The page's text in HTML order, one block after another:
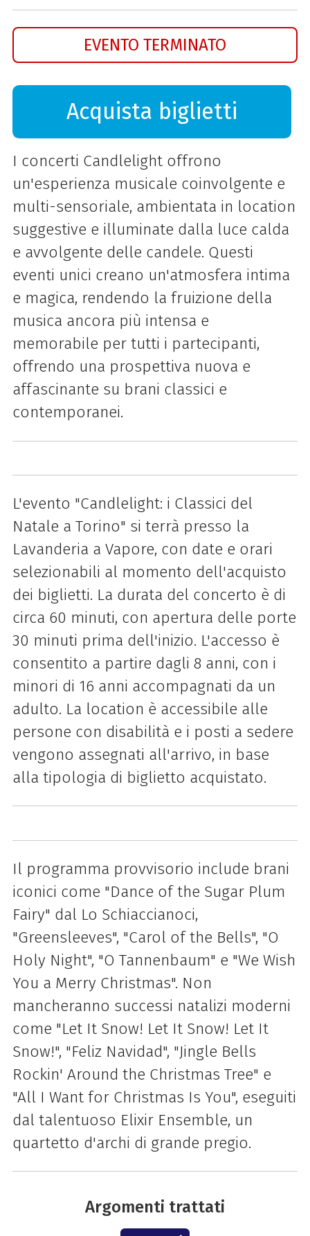
EVENTO TERMINATO
Acquista biglietti
I concerti Candlelight offrono
un'esperienza musicale coinvolgente e
multi-sensoriale, ambientata in location
suggestive e illuminate dalla luce calda
e avvolgente delle candele. Questi
eventi unici creano un'atmosfera intima
e magica, rendendo la fruizione della
musica ancora più intensa e
memorabile per tutti i partecipanti,
offrendo una prospettiva nuova e
affascinante su brani classici e
contemporanei.
L'evento "Candlelight: i Classici del
Natale a Torino" si terrà presso la
Lavanderia a Vapore, con date e orari
selezionabili al momento dell'acquisto
dei biglietti. La durata del concerto è di
circa 60 minuti, con apertura delle porte
30 minuti prima dell'inizio. L'accesso è
consentito a partire dagli 8 anni, con i
minori di 16 anni accompagnati da un
adulto. La location è accessibile alle
persone con disabilità e i posti a sedere
vengono assegnati all'arrivo, in base
alla tipologia di biglietto acquistato.
Il programma provvisorio include brani
iconici come "Dance of the Sugar Plum
Fairy" dal Lo Schiaccianoci,
"Greensleeves", "Carol of the Bells", "O
Holy Night", "O Tannenbaum" e "We Wish
You a Merry Christmas". Non
mancheranno successi natalizi moderni
come "Let It Snow! Let It Snow! Let It
Snow!", "Feliz Navidad", "Jingle Bells
Rockin' Around the Christmas Tree" e
"All I Want for Christmas Is You", eseguiti
dal talentuoso Elixir Ensemble, un
quartetto d'archi di grande pregio.
Argomenti trattati